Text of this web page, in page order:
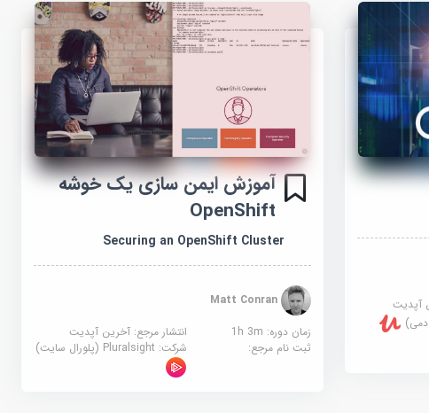
آپدیت
آموزش ایمن سازی یک خوشه
OpenShift
Securing an OpenShift Cluster
Matt Conran
زمان دوره: 1h 3m
انتشار مرجع:آخرین آپدیت
ثبت نام مرجع:
شرکت: Pluralsight (پلورال سایت)